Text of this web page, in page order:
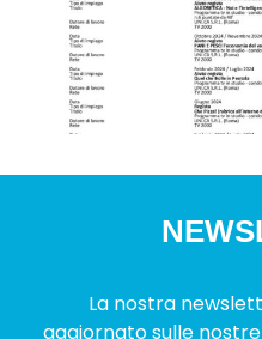
La nostra
aggiornato sulle